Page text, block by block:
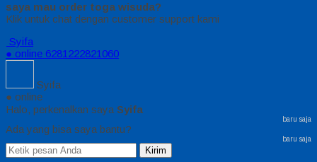
saya mau order toga wisuda?
Klik untuk chat dengan customer support kami
Syifa
● online 6281222821060
Syifa
● online
Halo, perkenalkan saya Syifa
baru saja
Ada yang bisa saya bantu?
baru saja
Kirim